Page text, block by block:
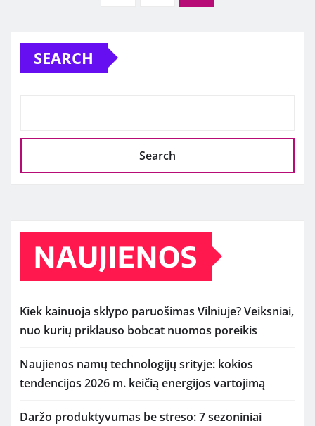
pagination
SEARCH
Search
NAUJIENOS
Kiek kainuoja sklypo paruošimas Vilniuje? Veiksniai,
nuo kurių priklauso bobcat nuomos poreikis
Naujienos namų technologijų srityje: kokios
tendencijos 2026 m. keičią energijos vartojimą
Daržo produktyvumas be streso: 7 sezoniniai